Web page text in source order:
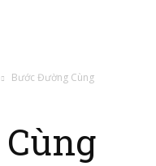
Bước Đường Cùng